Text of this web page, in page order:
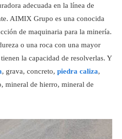
adecuada en la línea de
AIMIX Grupo es una conocida
de maquinaria para la minería.
o una roca con una mayor
la capacidad de resolverlas. Y
, grava, concreto, piedra caliza,
mineral de hierro, mineral de